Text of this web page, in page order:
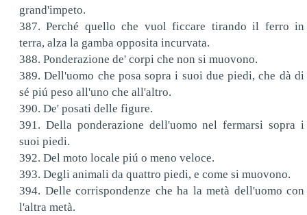
grand'impeto.
387. Perché quello che vuol ficcare tirando il ferro in
terra, alza la gamba opposita incurvata.
388. Ponderazione de' corpi che non si muovono.
389. Dell'uomo che posa sopra i suoi due piedi, che dà di
sé piú peso all'uno che all'altro.
390. De' posati delle figure.
391. Della ponderazione dell'uomo nel fermarsi sopra i
suoi piedi.
392. Del moto locale piú o meno veloce.
393. Degli animali da quattro piedi, e come si muovono.
394. Delle corrispondenze che ha la metà dell'uomo con
l'altra metà.